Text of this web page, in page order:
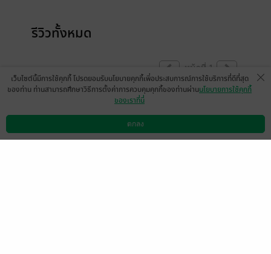
รีวิวทั้งหมด
หน้าที่ 1
แปลบางทีก็ไม่แปล อ่านละสับสนมาก รบกวน
ดาวน์โหลดแอป วิธีการใช้งาน ติดต่อเรา
เว็บไซต์นี้มีการใช้คุกกี้ โปรดยอมรับนโยบายคุกกี้เพื่อประสบการณ์การใช้บริการที่ดีที่สุด
ของท่าน ท่านสามารถศึกษาวิธีการตั้งค่าการควบคุมคุกกี้ของท่านผ่านนโยบายการใช้คุกกี้
ของเราที่นี่
ตกลง